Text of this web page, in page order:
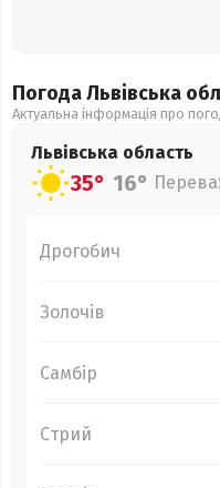
Погода Львівська
Актуальна інформація про
Львівська область
35° 16°
Дрогобич
Золочів
Самбір
Стрий